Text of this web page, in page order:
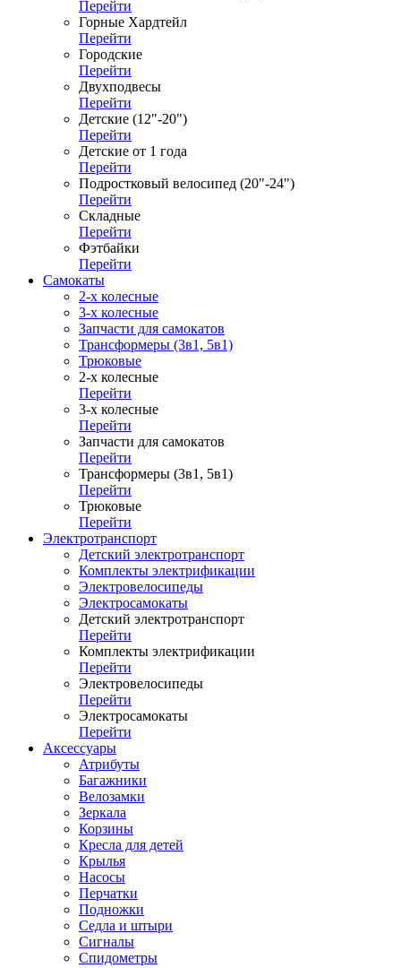
Перейти
Горные Хардтейл
Перейти
Городские
Перейти
Двухподвесы
Перейти
Детские (12"-20")
Перейти
Детские от 1 года
Перейти
Подростковый велосипед (20"-24")
Перейти
Складные
Перейти
Фэтбайки
Перейти
Самокаты
2-х колесные
3-х колесные
Запчасти для самокатов
Трансформеры (3в1, 5в1)
Трюковые
2-х колесные
Перейти
3-х колесные
Перейти
Запчасти для самокатов
Перейти
Трансформеры (3в1, 5в1)
Перейти
Трюковые
Перейти
Электротранспорт
Детский электротранспорт
Комплекты электрификации
Электровелосипеды
Электросамокаты
Детский электротранспорт
Перейти
Комплекты электрификации
Перейти
Электровелосипеды
Перейти
Электросамокаты
Перейти
Аксессуары
Атрибуты
Багажники
Велозамки
Зеркала
Корзины
Кресла для детей
Крылья
Насосы
Перчатки
Подножки
Седла и штыри
Сигналы
Спидометры